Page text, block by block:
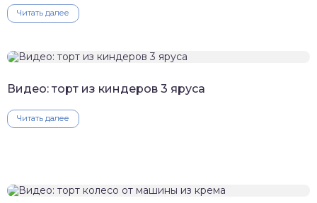
Читать далее
Видео: торт из киндеров 3 яруса
Читать далее